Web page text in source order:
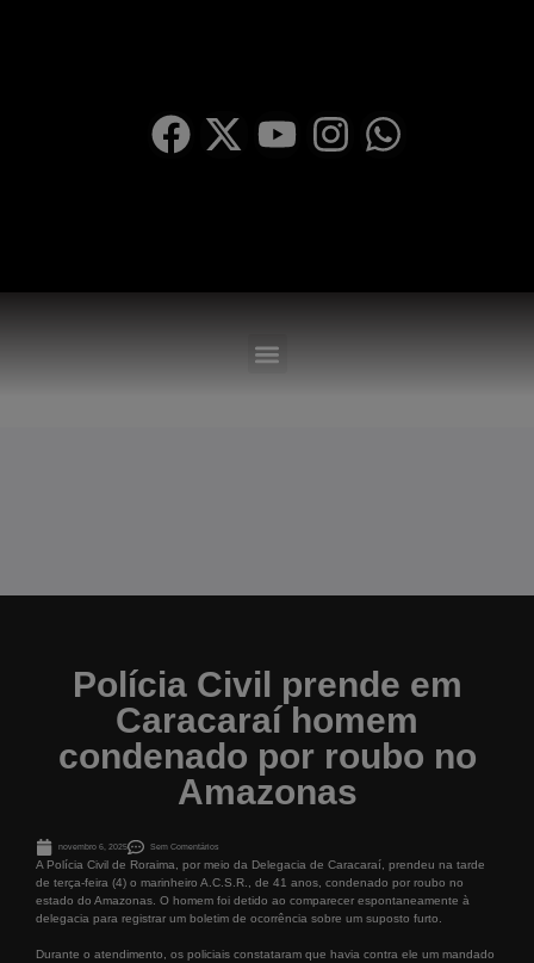
Polícia Civil prende em
Caracaraí homem
condenado por roubo no
Amazonas
novembro 6, 2025 Sem Comentários
A Polícia Civil de Roraima, por meio da Delegacia de Caracaraí, prendeu na tarde
de terça-feira (4) o marinheiro A.C.S.R., de 41 anos, condenado por roubo no
estado do Amazonas. O homem foi detido ao comparecer espontaneamente à
delegacia para registrar um boletim de ocorrência sobre um suposto furto.
Durante o atendimento, os policiais constataram que havia contra ele um mandado